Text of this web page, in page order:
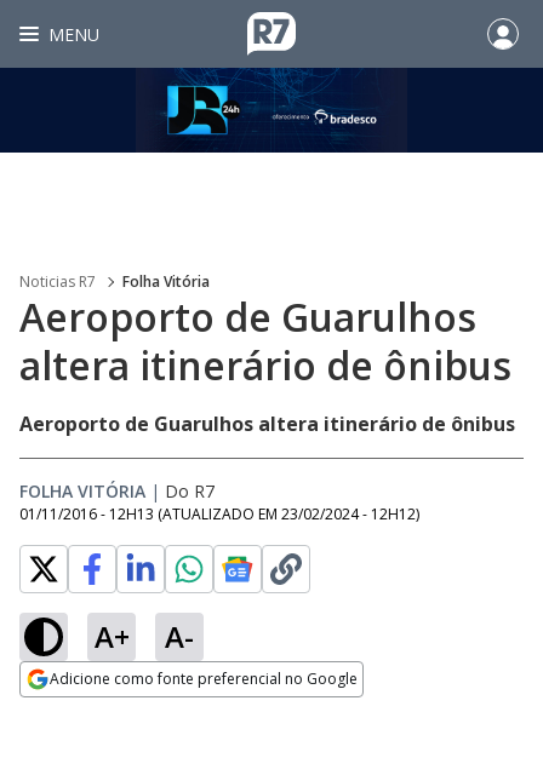
MENU
Noticias R7 Folha Vitória
Aeroporto de Guarulhos
altera itinerário de ônibus
Aeroporto de Guarulhos altera itinerário de ônibus
FOLHA VITÓRIA | Do R7
01/11/2016 - 12H13 (ATUALIZADO EM 23/02/2024 - 12H12)
A+ A-
Adicione como fonte preferencial no Google